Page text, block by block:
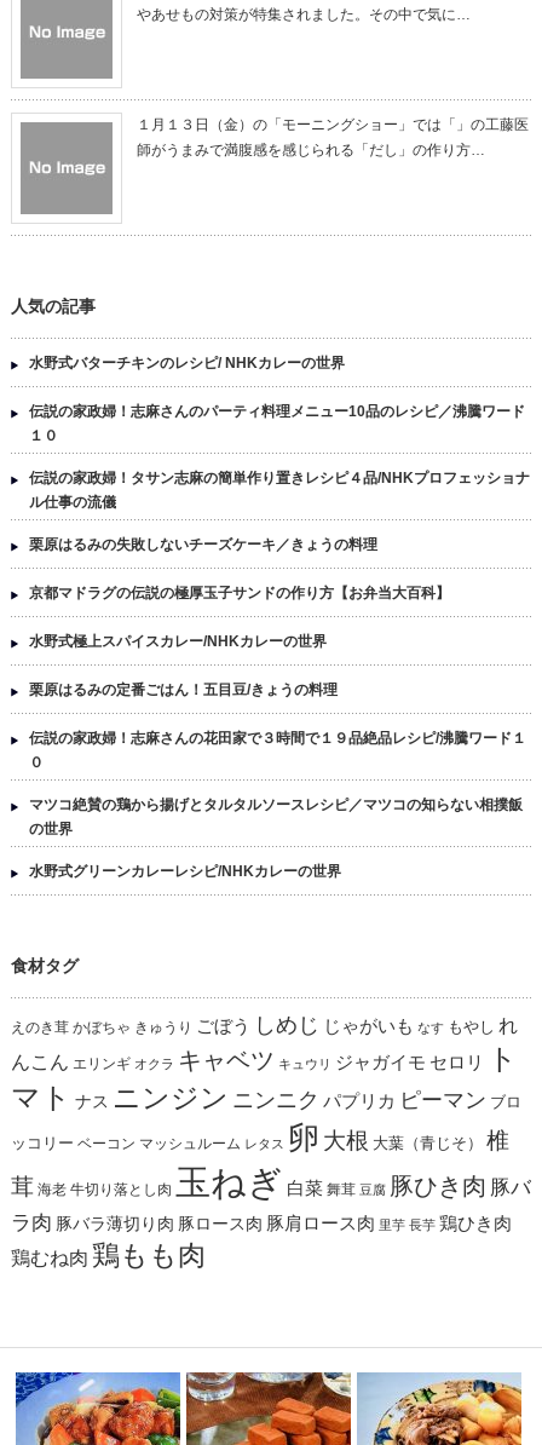
やあせもの対策が特集されました。その中で気に…
１月１３日（金）の「モーニングショー」では「」の工藤医
師がうまみで満腹感を感じられる「だし」の作り方…
人気の記事
水野式バターチキンのレシピ/ NHKカレーの世界
伝説の家政婦！志麻さんのパーティ料理メニュー10品のレシピ／沸騰ワード
１０
伝説の家政婦！タサン志麻の簡単作り置きレシピ４品/NHKプロフェッショナ
ル仕事の流儀
栗原はるみの失敗しないチーズケーキ／きょうの料理
京都マドラグの伝説の極厚玉子サンドの作り方【お弁当大百科】
水野式極上スパイスカレー/NHKカレーの世界
栗原はるみの定番ごはん！五目豆/きょうの料理
伝説の家政婦！志麻さんの花田家で３時間で１９品絶品レシピ/沸騰ワード１
０
マツコ絶賛の鶏から揚げとタルタルソースレシピ／マツコの知らない相撲飯
の世界
水野式グリーンカレーレシピ/NHKカレーの世界
食材タグ
えのき茸 かぼちゃ きゅうり ごぼう しめじ じゃがいも なす もやし れ
んこん エリンギ オクラ キャベツ キュウリ ジャガイモ セロリ
ト
マト
ナス ニンジン ニンニク パプリカ ピーマン ブロ
ッコリー ベーコン マッシュルーム レタス 卵 大根 大葉（青じそ）
椎
茸 海老 牛切り落とし肉 玉ねぎ 白菜 舞茸 豆腐 豚ひき肉 豚バ
ラ肉 豚バラ薄切り肉 豚ロース肉 豚肩ロース肉 里芋 長芋 鶏ひき肉
鶏むね肉 鶏もも肉